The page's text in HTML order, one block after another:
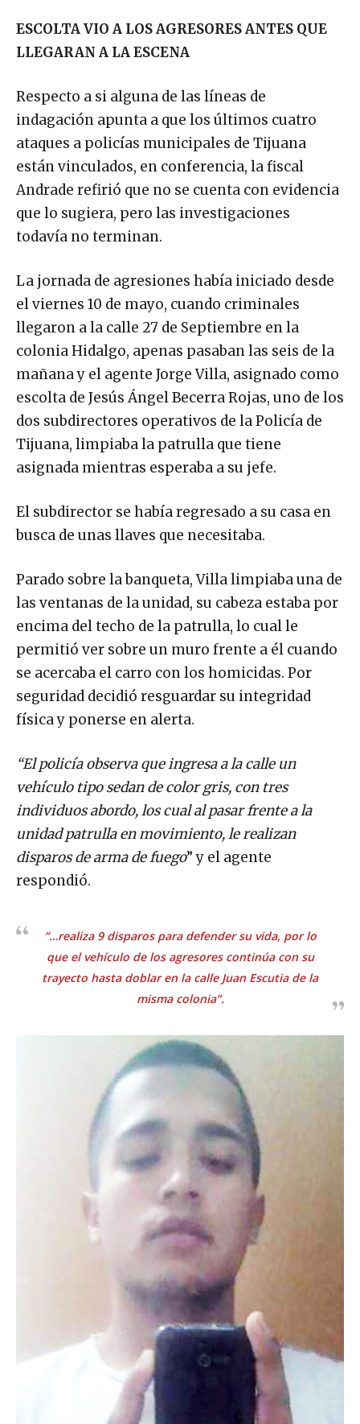
ESCOLTA VIO A LOS AGRESORES ANTES QUE
LLEGARAN A LA ESCENA
Respecto a si alguna de las líneas de
indagación apunta a que los últimos cuatro
ataques a policías municipales de Tijuana
están vinculados, en conferencia, la fiscal
Andrade refirió que no se cuenta con evidencia
que lo sugiera, pero las investigaciones
todavía no terminan.
La jornada de agresiones había iniciado desde
el viernes 10 de mayo, cuando criminales
llegaron a la calle 27 de Septiembre en la
colonia Hidalgo, apenas pasaban las seis de la
mañana y el agente Jorge Villa, asignado como
escolta de Jesús Ángel Becerra Rojas, uno de los
dos subdirectores operativos de la Policía de
Tijuana, limpiaba la patrulla que tiene
asignada mientras esperaba a su jefe.
El subdirector se había regresado a su casa en
busca de unas llaves que necesitaba.
Parado sobre la banqueta, Villa limpiaba una de
las ventanas de la unidad, su cabeza estaba por
encima del techo de la patrulla, lo cual le
permitió ver sobre un muro frente a él cuando
se acercaba el carro con los homicidas. Por
seguridad decidió resguardar su integridad
física y ponerse en alerta.
“El policía observa que ingresa a la calle un
vehículo tipo sedan de color gris, con tres
individuos abordo, los cual al pasar frente a la
unidad patrulla en movimiento, le realizan
disparos de arma de fuego” y el agente
respondió.
“…realiza 9 disparos para defender su vida, por lo
que el vehículo de los agresores continúa con su
trayecto hasta doblar en la calle Juan Escutia de la
misma colonia”.